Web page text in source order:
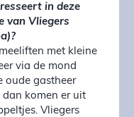
in deze
van Vliegers
met kleine
via de mond
oude gastheer
komen er uit
Vliegers